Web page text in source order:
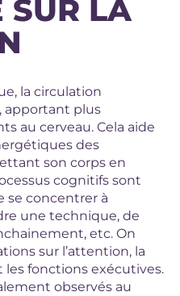
SUR LA
la circulation
apportant plus
au cerveau. Cela aide
des
son corps en
cognitifs sont
se concentrer à
une technique, de
etc. On
sur l’attention, la
fonctions exécutives.
observés au